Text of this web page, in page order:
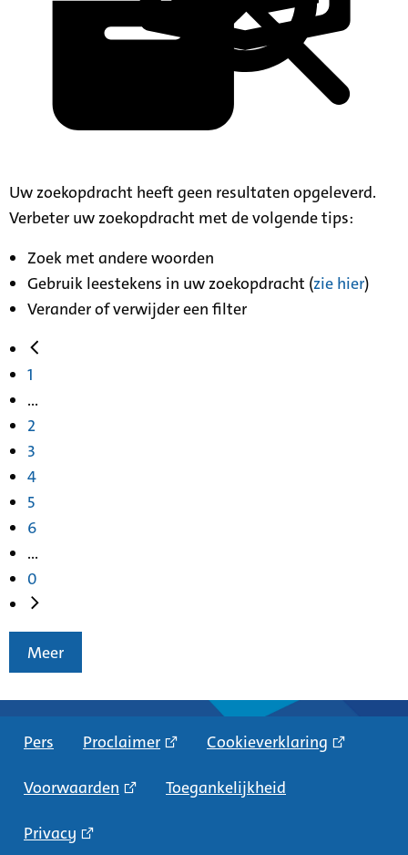
Uw zoekopdracht heeft geen resultaten opgeleverd.
Verbeter uw zoekopdracht met de volgende tips:
Zoek met andere woorden
Gebruik leestekens in uw zoekopdracht (zie hier)
Verander of verwijder een filter
1
...
2
3
4
5
6
...
0
Meer
Pers Proclaimer Cookieverklaring
Voorwaarden Toegankelijkheid
Privacy